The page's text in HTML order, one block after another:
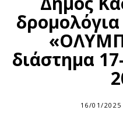
διάστημα
16/01/2025